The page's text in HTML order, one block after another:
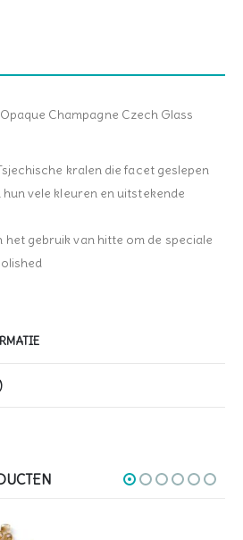
Champagne Czech Glass
kralen die facet geslepen
hun vele kleuren en uitstekende
het gebruik van hitte om de speciale